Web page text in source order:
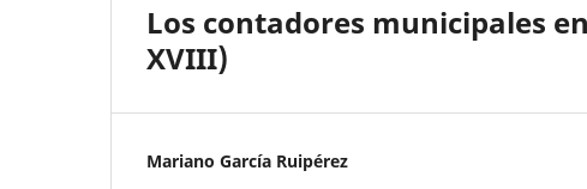
Los contadores municipales
XVIII)
Mariano García Ruipérez